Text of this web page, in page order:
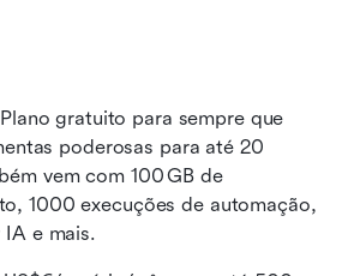
Plano gratuito para sempre que
poderosas para até 20
vem com 100 GB de
1000 execuções de automação,
e mais.